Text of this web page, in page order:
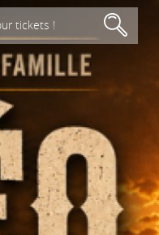
tickets !